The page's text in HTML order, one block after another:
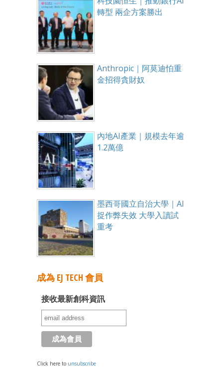
轉型 兩企方案勝出
Anthropic｜阿莫迪怕重
金招得貪財奴
內地AI產業｜規模去年逾
1.2萬億
墨西哥國立自治大學｜AI
捉作弊失效 大學入讀試
重考
成為 EJ TECH 會員
接收最新創科資訊
Click here to unsubscribe